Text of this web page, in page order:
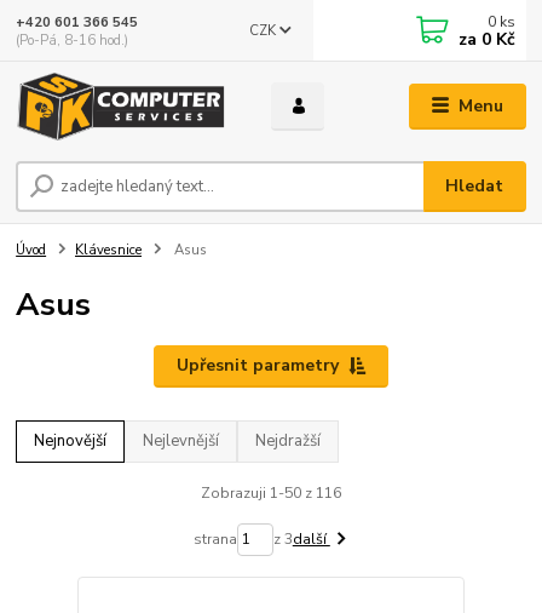
Menu
CZK
Hledat
+420 601 366 545
(Po-Pá, 8-16 hod.)
0 ks
za 0 Kč
Úvod Klávesnice Asus
Asus
Upřesnit parametry
Nejnovější Nejlevnější Nejdražší
Zobrazuji 1-50 z 116
strana z 3další